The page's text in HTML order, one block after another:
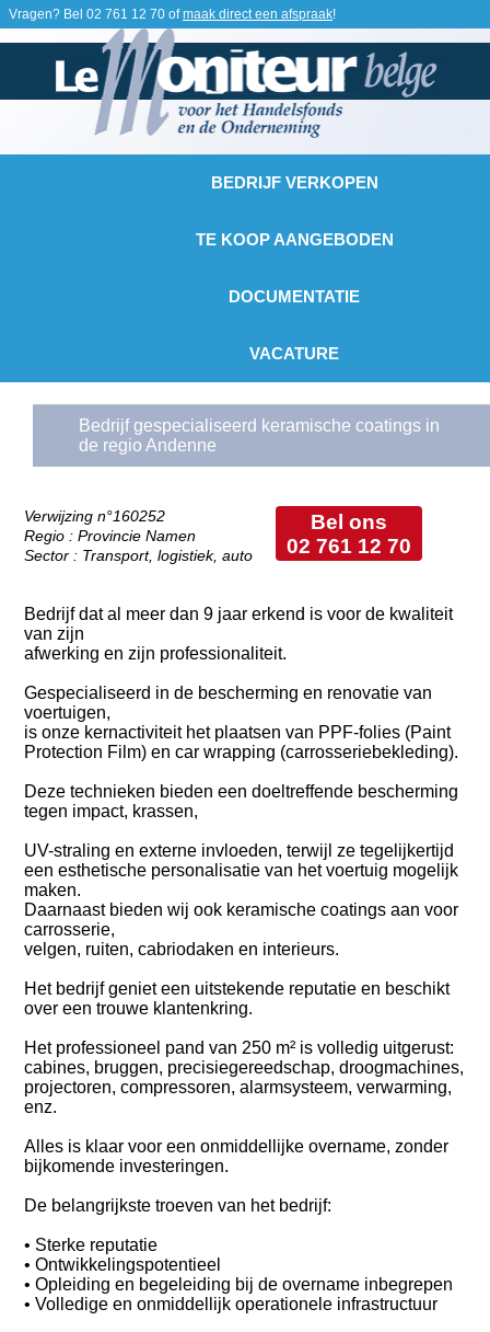
Vragen? Bel 02 761 12 70 ofmaak direct een afspraak!
BEDRIJF VERKOPEN
TE KOOP AANGEBODEN
DOCUMENTATIE
VACATURE
Bedrijf gespecialiseerd keramische coatings in
de regio Andenne
Bel ons
02 761 12 70
Verwijzing n°160252
Regio : Provincie Namen
Sector : Transport, logistiek, auto
Bedrijf dat al meer dan 9 jaar erkend is voor de kwaliteit
van zijn
afwerking en zijn professionaliteit.
Gespecialiseerd in de bescherming en renovatie van
voertuigen,
is onze kernactiviteit het plaatsen van PPF-folies (Paint
Protection Film) en car wrapping (carrosseriebekleding).
Deze technieken bieden een doeltreffende bescherming
tegen impact, krassen,
UV-straling en externe invloeden, terwijl ze tegelijkertijd
een esthetische personalisatie van het voertuig mogelijk
maken.
Daarnaast bieden wij ook keramische coatings aan voor
carrosserie,
velgen, ruiten, cabriodaken en interieurs.
Het bedrijf geniet een uitstekende reputatie en beschikt
over een trouwe klantenkring.
Het professioneel pand van 250 m² is volledig uitgerust:
cabines, bruggen, precisiegereedschap, droogmachines,
projectoren, compressoren, alarmsysteem, verwarming,
enz.
Alles is klaar voor een onmiddellijke overname, zonder
bijkomende investeringen.
De belangrijkste troeven van het bedrijf:
• Sterke reputatie
• Ontwikkelingspotentieel
• Opleiding en begeleiding bij de overname inbegrepen
• Volledige en onmiddellijk operationele infrastructuur